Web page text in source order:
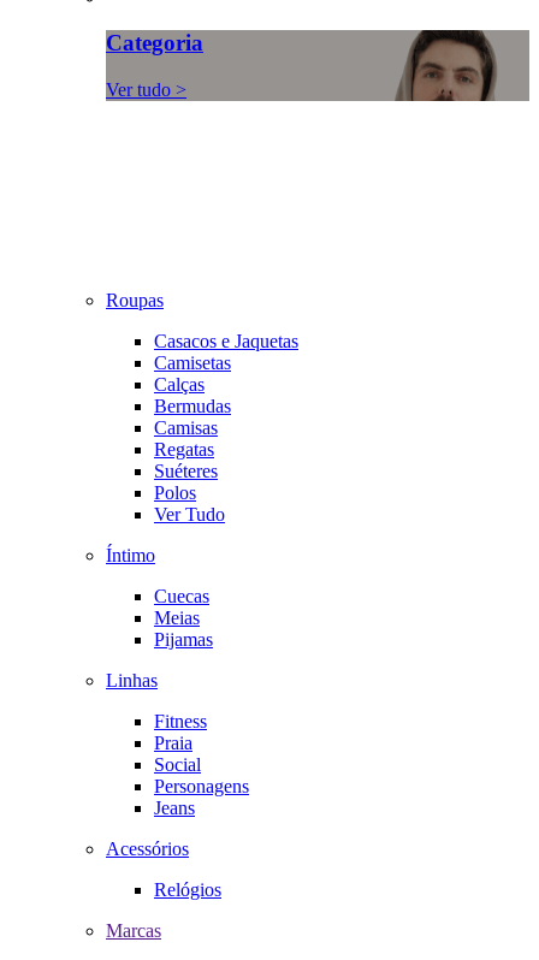
Categoria
Ver tudo >
Roupas
Casacos e Jaquetas
Camisetas
Calças
Bermudas
Camisas
Regatas
Suéteres
Polos
Ver Tudo
Íntimo
Cuecas
Meias
Pijamas
Linhas
Fitness
Praia
Social
Personagens
Jeans
Acessórios
Relógios
Marcas